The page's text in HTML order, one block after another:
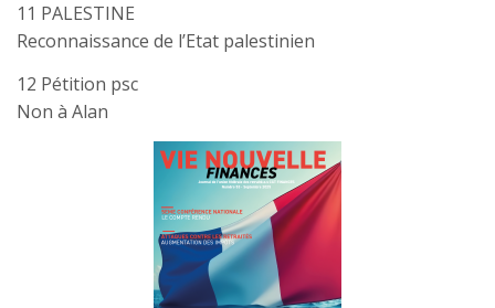
11 PALESTINE
Reconnaissance de l’Etat palestinien
12 Pétition psc
Non à Alan